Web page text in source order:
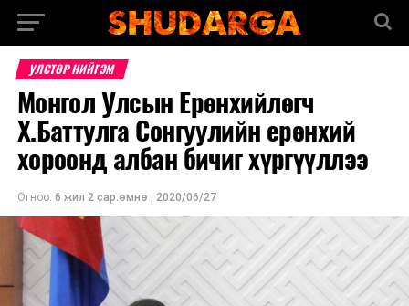
УЛСТӨР НИЙГЭМ
Монгол Улсын Ерөнхийлөгч
Х.Баттулга Сонгуулийн ерөнхий
хороонд албан бичиг хүргүүллээ
Огноо: 6 жил 2 сар.өмнө , 2020/06/27